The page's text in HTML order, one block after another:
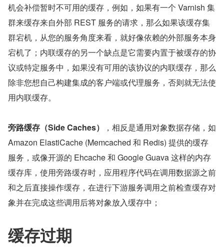
机会补偿暂时不可用的缓存，例如，如果有一个 Varnish 集
群来缓存来自外部 REST 服务的请求，那么如果该缓存集
群宕机，从您的服务角度来看，就好像依赖的外部服务本身
宕机了；内联缓存的另一个缺点是它需要内置于被缓存的协
议或特定服务中，如果没有可用的该协议的内联缓存，那么
除非您想自己构建集成的客户端或代理服务，否则就无法使
用内联缓存。
旁路缓存（Side Caches）
，相反是通用对象数据存储，如
Amazon ElastiCache (Memcached 和 Redis) 提供的缓存
服务，或像开源的 Ehcache 和 Google Guava 这样的内存
缓存库，使用旁路缓存时，应用程序代码在调用数据源之前
和之后直接操作缓存，在进行下游服务调用之前检查缓存对
象并在完成这些调用后将对象放入缓存中；
缓存过期